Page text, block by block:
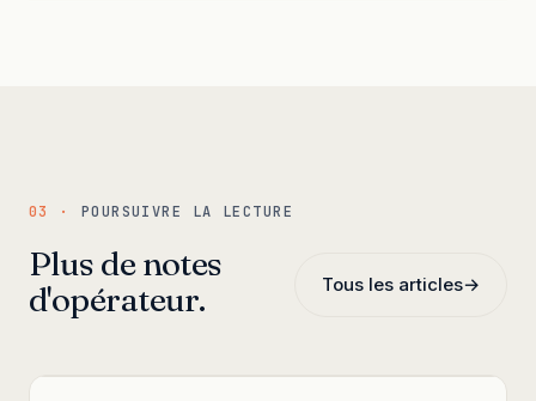
03 · POURSUIVRE LA LECTURE
Plus de notes
d'opérateur.
Tous les articles→